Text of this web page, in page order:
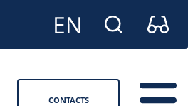
CONTACTS